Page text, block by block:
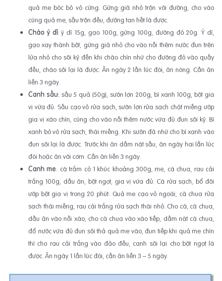
quả me bóc bỏ vỏ cứng. Gừng giã nhỏ trộn với đường, cho vào
cùng quả me, sấu trộn đều, đường tan hết là được.
Cháo ý dĩ: ý dĩ 15g, gạo 100g, gừng 100g, đường đỏ 20g. Ý dĩ,
gạo xay thành bột, gừng giã nhỏ cho vào nồi thêm nước đun trên
lửa nhỏ cho sôi kỹ đến khi cháo chín nhừ cho đường đỏ vào quấy
đều, cháo sôi lại là được. Ăn ngày 2 lần lúc đói, ăn nóng. Cần ăn
liền 3 ngày.
Canh sấu: sấu 5 quả (50g), sườn lợn 200g, bí xanh 100g, bột gia
vị vừa đủ. Sấu cạo vỏ rửa sạch, sườn lợn rửa sạch chặt miếng ướp
gia vị xào chín, cùng cho vào nồi thêm nước vừa đủ đun sôi kỹ. Bí
xanh bỏ vỏ rửa sạch, thái miếng. Khi sườn đã nhừ cho bí xanh vào
đun sôi lại là được. Trước khi ăn dầm nát sấu, ăn ngày hai lần lúc
đói hoặc ăn với cơm. Cần ăn liền 3 ngày.
Canh me: cá trắm cỏ 1 khúc khoảng 300g, me, cà chua, rau cải
trắng 100g, dầu ăn, bột ngọt, gia vị vừa đủ. Cá rửa sạch, bổ đôi
ướp bột gia vị trong 20 phút. Quả me cạo vỏ ngoài, cà chua rửa
sạch thái miếng, rau cải trắng rửa sạch thái nhỏ. Cho cá, cà chua,
dầu ăn vào nồi xào, cho cà chua vào xào tiếp, dầm nát cà chua,
đổ nước vừa đủ đun sôi thả quả me vào, đun tiếp khi quả me chín
thì cho rau cải trắng vào đảo đều, canh sôi lại cho bột ngọt là
được. Ăn ngày 1 lần lúc đói, cần ăn liền 3 – 5 ngày.